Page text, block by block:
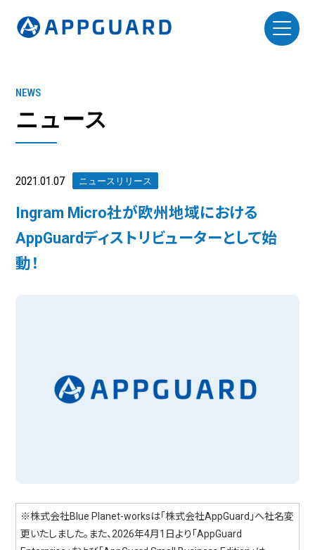
NEWS
ニュース
2021.01.07 ニュースリリース
Ingram Micro社が欧州地域における
AppGuardディストリビューターとして始
動！
※株式会社Blue Planet-worksは「株式会社AppGuard」へ社名変
更いたしました。また、2026年4月1日より「AppGuard